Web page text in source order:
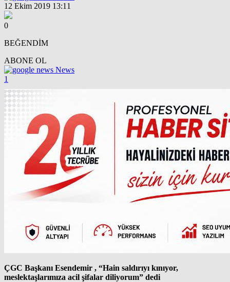
12 Ekim 2019 13:11
0
BEĞENDİM
ABONE OL
News
1
ÇGC Başkanı Esendemir , “Hain saldırıyı kınıyor,
meslektaşlarımıza acil şifalar diliyorum” dedi